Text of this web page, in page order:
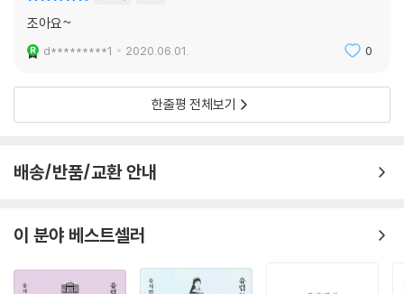
조아요~
d*********1 2020.06.01. 0
한줄평 전체보기
배송/반품/교환 안내
이 분야 베스트셀러